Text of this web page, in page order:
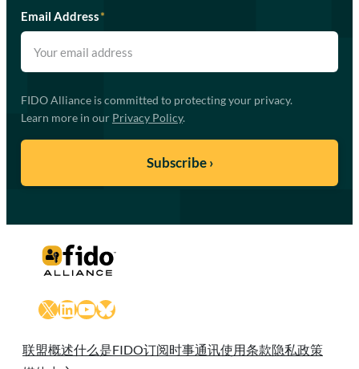
Email Address*
FIDO Alliance is committed to protecting your privacy.
Learn more in our Privacy Policy.
X LinkedIn
YouTube
Bluesky
联盟概述什么是FIDO订阅时事通讯使用条款隐私政策